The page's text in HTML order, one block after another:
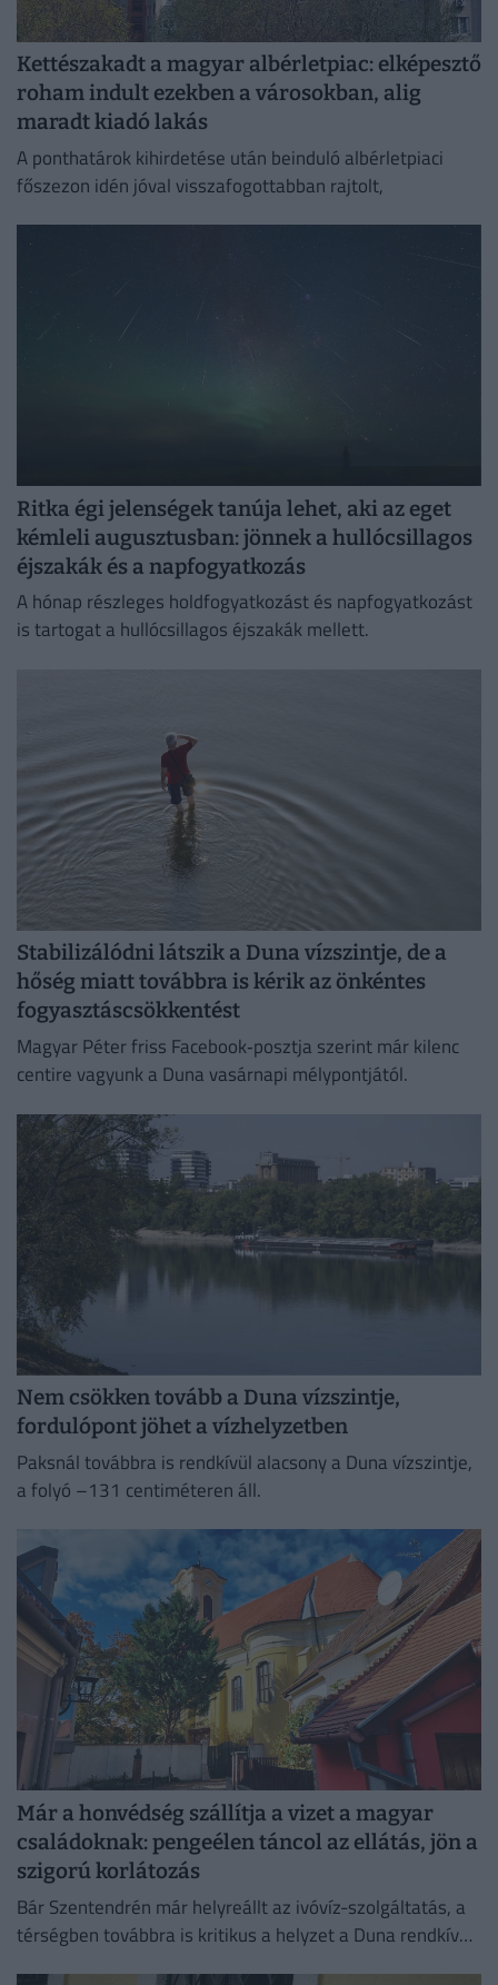
Kettészakadt a magyar albérletpiac: elképesztő
roham indult ezekben a városokban, alig
maradt kiadó lakás
A ponthatárok kihirdetése után beinduló albérletpiaci
főszezon idén jóval visszafogottabban rajtolt,
Ritka égi jelenségek tanúja lehet, aki az eget
kémleli augusztusban: jönnek a hullócsillagos
éjszakák és a napfogyatkozás
A hónap részleges holdfogyatkozást és napfogyatkozást
is tartogat a hullócsillagos éjszakák mellett.
Stabilizálódni látszik a Duna vízszintje, de a
hőség miatt továbbra is kérik az önkéntes
fogyasztáscsökkentést
Magyar Péter friss Facebook‑posztja szerint már kilenc
centire vagyunk a Duna vasárnapi mélypontjától.
Nem csökken tovább a Duna vízszintje,
fordulópont jöhet a vízhelyzetben
Paksnál továbbra is rendkívül alacsony a Duna vízszintje,
a folyó –131 centiméteren áll.
Már a honvédség szállítja a vizet a magyar
családoknak: pengeélen táncol az ellátás, jön a
szigorú korlátozás
Bár Szentendrén már helyreállt az ivóvíz-szolgáltatás, a
térségben továbbra is kritikus a helyzet a Duna rendkívül